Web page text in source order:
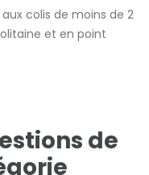
colis de moins de 2
et en point
de